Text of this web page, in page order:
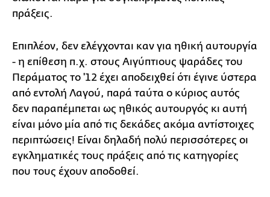
πράξεις.
Επιπλέον, δεν ελέγχονται καν για ηθική αυτουργία
- η επίθεση π.χ. στους Αιγύπτιους ψαράδες του
Περάματος το '12 έχει αποδειχθεί ότι έγινε ύστερα
από εντολή Λαγού, παρά ταύτα ο κύριος αυτός
δεν παραπέμπεται ως ηθικός αυτουργός κι αυτή
είναι μόνο μία από τις δεκάδες ακόμα αντίστοιχες
περιπτώσεις! Είναι δηλαδή πολύ περισσότερες οι
εγκληματικές τους πράξεις από τις κατηγορίες
που τους έχουν αποδοθεί.